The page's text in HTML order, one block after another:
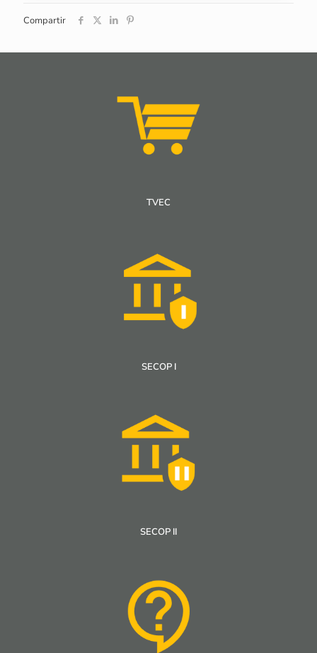
Compartir
TVEC
SECOP I
SECOP II